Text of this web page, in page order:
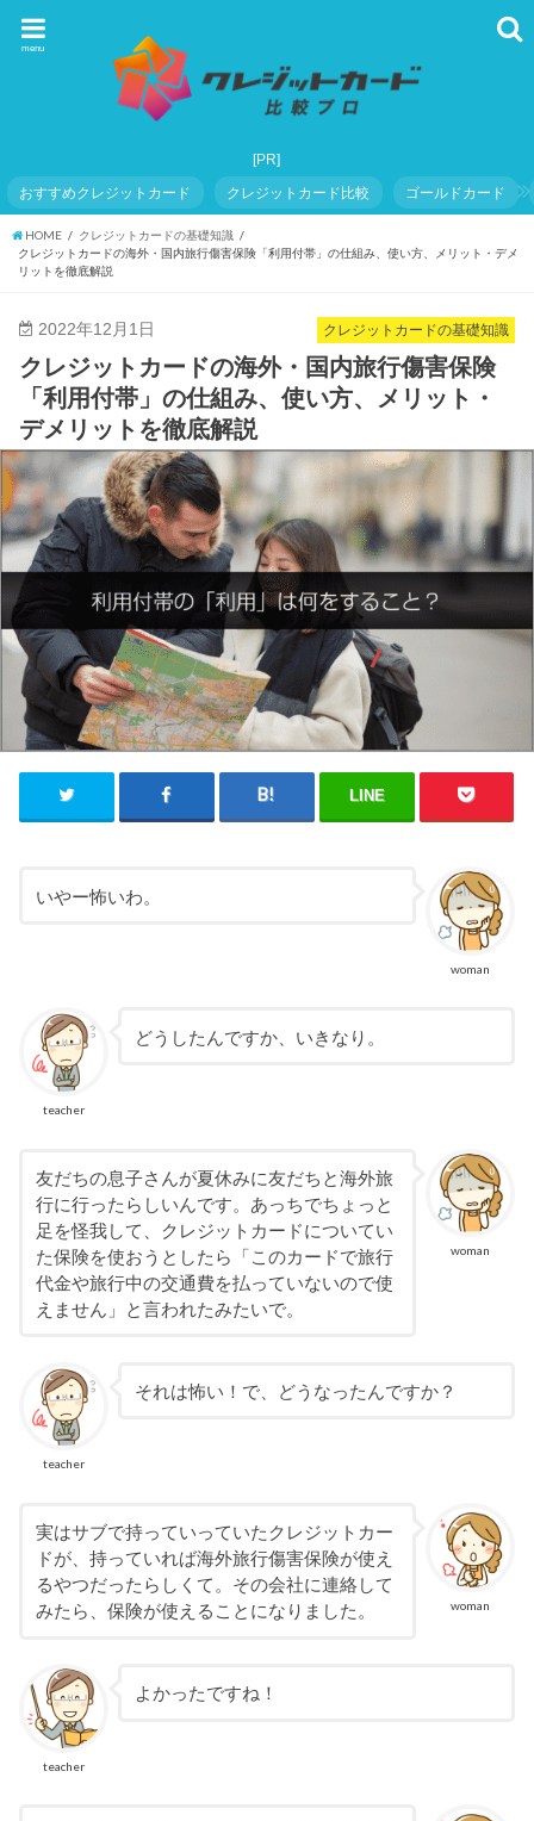
menu
おすすめクレジットカード クレジットカード比較 ゴールドカード
HOME
クレジットカードの基礎知識
クレジットカードの海外・国内旅行傷害保険「利用付帯」の仕組み、使い方、メリット・デメ
リットを徹底解説
クレジットカードの基礎知識
2022年12月1日
クレジットカードの海外・国内旅行傷害保険
「利用付帯」の仕組み、使い方、メリット・
デメリットを徹底解説
LINE
woman
いやー怖いわ。
teacher
どうしたんですか、いきなり。
woman
友だちの息子さんが夏休みに友だちと海外旅
行に行ったらしいんです。あっちでちょっと
足を怪我して、クレジットカードについてい
た保険を使おうとしたら「このカードで旅行
代金や旅行中の交通費を払っていないので使
えません」と言われたみたいで。
teacher
それは怖い！で、どうなったんですか？
woman
実はサブで持っていっていたクレジットカー
ドが、持っていれば海外旅行傷害保険が使え
るやつだったらしくて。その会社に連絡して
みたら、保険が使えることになりました。
teacher
よかったですね！